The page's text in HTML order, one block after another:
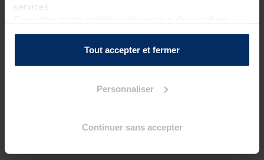
services.
Tout accepter et fermer
Personnaliser
Continuer sans accepter
Pour connaître l’heure de début de votre premier soin, nous
Programme des soins
1 massage Phytomer dos décontractant et reminéralisant